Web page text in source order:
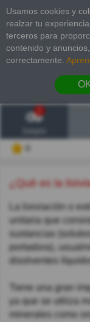
Usamos cookies y
realzar tu
terceros para
contenido y
correctamente.
2
¿Qué es la
La lixiviación o
unitaria que
sustancias
portadora),
disolventes
Tiene una gran
ya que se utiliza
minerales como